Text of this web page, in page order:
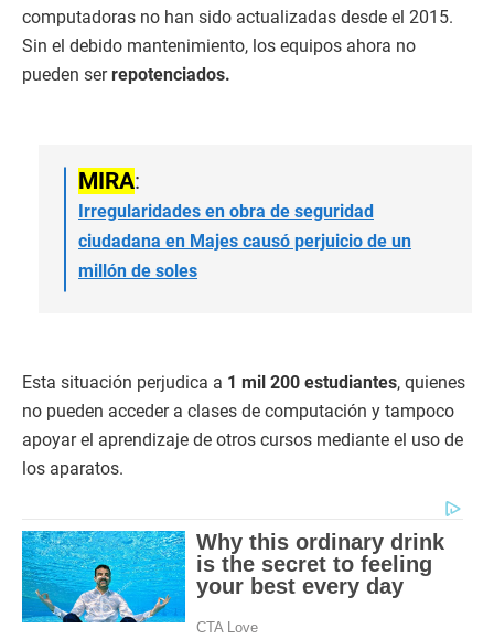
computadoras no han sido actualizadas desde el 2015.
Sin el debido mantenimiento, los equipos ahora no
pueden serrepotenciados.
MIRA:
Irregularidades en obra de seguridad
ciudadana en Majes causó perjuicio de un
millón de soles
Esta situación perjudica a 1 mil 200 estudiantes, quienes
no pueden acceder a clases de computación y tampoco
apoyar el aprendizaje de otros cursos mediante el uso de
los aparatos.